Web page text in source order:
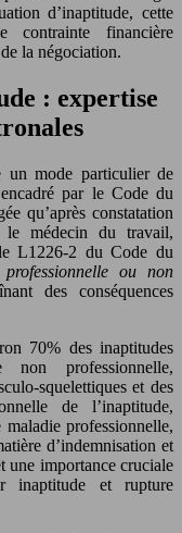
d’inaptitude, cette
contrainte financière
la négociation.
: expertise
un mode particulier de
par le Code du
qu’après constatation
le médecin du travail,
L1226-2 du Code du
ou non
des conséquences
70% des inaptitudes
professionnelle,
squelettiques et des
de l’inaptitude,
professionnelle,
d’indemnisation et
une importance cruciale
inaptitude et rupture